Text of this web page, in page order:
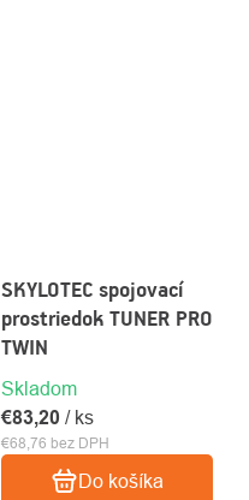
SKYLOTEC spojovací
prostriedok TUNER PRO
TWIN
Skladom
€68,76 bez DPH
€83,20 / ks
Do košíka